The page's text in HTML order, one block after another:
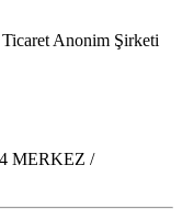
Ticaret Anonim Şirketi
MERKEZ /